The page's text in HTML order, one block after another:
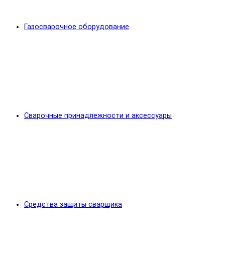
Газосварочное оборудование
Сварочные принадлежности и аксессуары
Средства защиты сварщика